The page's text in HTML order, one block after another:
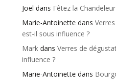
Joel dans Fêtez la
Marie-Antoinette dans
est-il sous influence ?
Markdans Verres de
influence ?
Marie-Antoinette dans